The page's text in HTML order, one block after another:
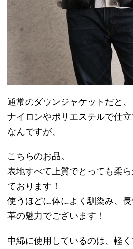
通常のダウンジャケットだと、
ナイロンやポリエステルで仕
なんですが、
こちらのお品。
表地すべて上質でとっても柔
ております！
使うほどに体によく馴染み、
革の魅力でございます！
中綿に使用しているのは、軽